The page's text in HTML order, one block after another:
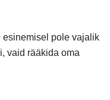
esinemisel pole vajalik
vaid rääkida oma